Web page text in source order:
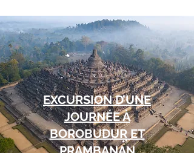
EXCURSION D’UNE
JOURNÉE À
BOROBUDUR ET